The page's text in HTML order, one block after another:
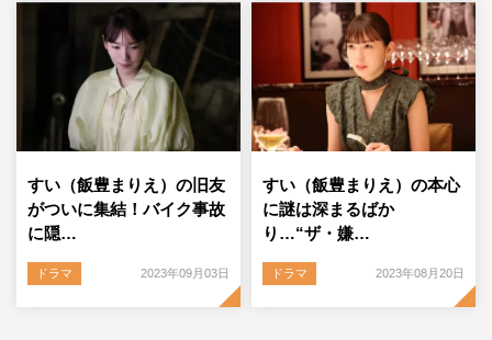
すい（飯豊まりえ）の旧友
がついに集結！バイク事故
に隠…
ドラマ 2023年09月03日
すい（飯豊まりえ）の本心
に謎は深まるばか
り…“ザ・嫌…
ドラマ 2023年08月20日